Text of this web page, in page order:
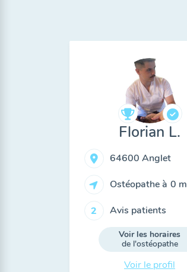
Florian L.
64600 Anglet
Ostéopathe à 0 m
2 Avis patients
Voir les horaires
de l'ostéopathe
Voir le profil